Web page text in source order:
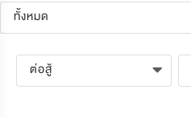
ทั้งหมด
ต่อสู้